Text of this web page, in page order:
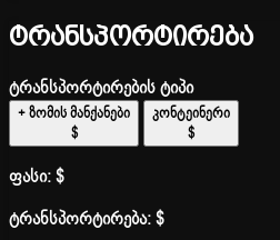
ტრანსპორტირება
ტრანსპორტირების ტიპი
+ ზომის მანქანები
$
კონტეინერი
$
ფასი:$
ტრანსპორტირება:$